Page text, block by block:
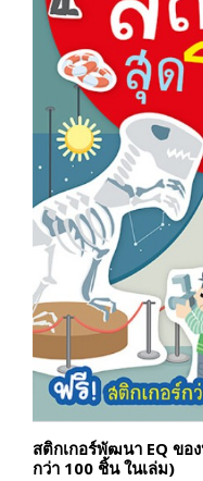
สติกเกอร์พัฒนา EQ ขอ
กว่า 100 ชิ้น ในเล่ม)